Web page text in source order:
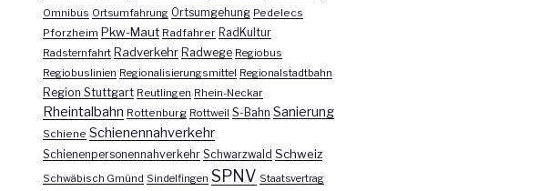
Omnibus Ortsumfahrung Ortsumgehung Pedelecs
Pforzheim Pkw-Maut Radfahrer RadKultur
Radsternfahrt Radverkehr Radwege Regiobus
Regiobuslinien Regionalisierungsmittel Regionalstadtbahn
Region Stuttgart Reutlingen Rhein-Neckar
Rheintalbahn Rottenburg Rottweil S-Bahn Sanierung
Schiene Schienennahverkehr
Schienenpersonennahverkehr Schwarzwald Schweiz
Schwäbisch Gmünd Sindelfingen SPNV Staatsvertrag